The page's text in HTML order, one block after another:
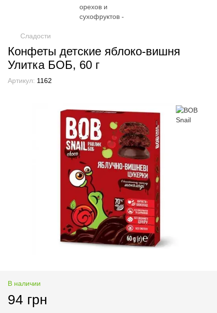
Сладости
Конфеты детские яблоко-вишня
Улитка БОБ, 60 г
Артикул: 1162
В наличии
94 грн